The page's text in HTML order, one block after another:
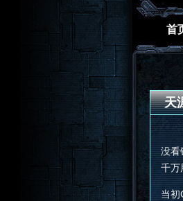
首
天
没看
千万
当初